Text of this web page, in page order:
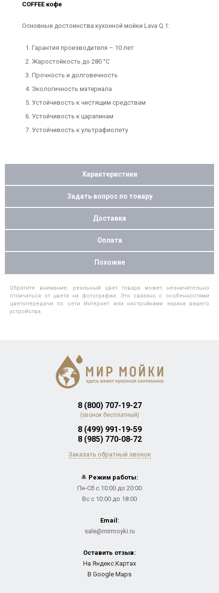
COFFEE кофе
Основные достоинства кухонной мойки Lava Q.1:
Гарантия производителя – 10 лет
Жаростойкость до 280 °С
Прочность и долговечность
Экологичность материала
Устойчивость к чистящим средствам
Устойчивость к царапинам
Устойчивость к ультрафиолету
Характеристики
Задать вопрос по товару
Доставка
Оплата
Похожие
Обратите внимание, реальный цвет товара может незначительно
отличаться от цвета на фотографии. Это связано с особенностями
цветопередачи по сети Интернет или настройками экрана вашего
устройства.
8 (800) 707-19-27
(звонок бесплатный)
8 (499) 991-19-59
8 (985) 770-08-72
Заказать обратный звонок
🔔 Режим работы:
Пн-Сб с 10:00 до 20:00
Вс с 10:00 до 18:00
Email:
sale@mirmoyki.ru
Оставить отзыв:
На Яндекс.Картах
В Google Maps